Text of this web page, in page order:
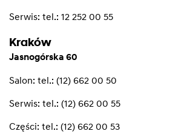
Serwis: tel.: 12 252 00 55
Kraków
Jasnogórska 60
Salon: tel.: (12) 662 00 50
Serwis: tel.: (12) 662 00 55
Części: tel.: (12) 662 00 53